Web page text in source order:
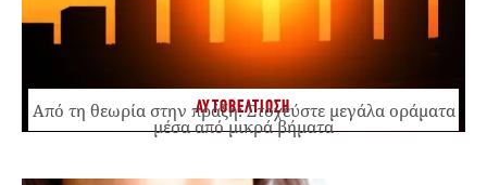
ΑΥΤΟΒΕΛΤΙΩΣΗ
Από τη θεωρία στην πράξη: Στοχεύστε μεγάλα οράματα
μέσα από μικρά βήματα